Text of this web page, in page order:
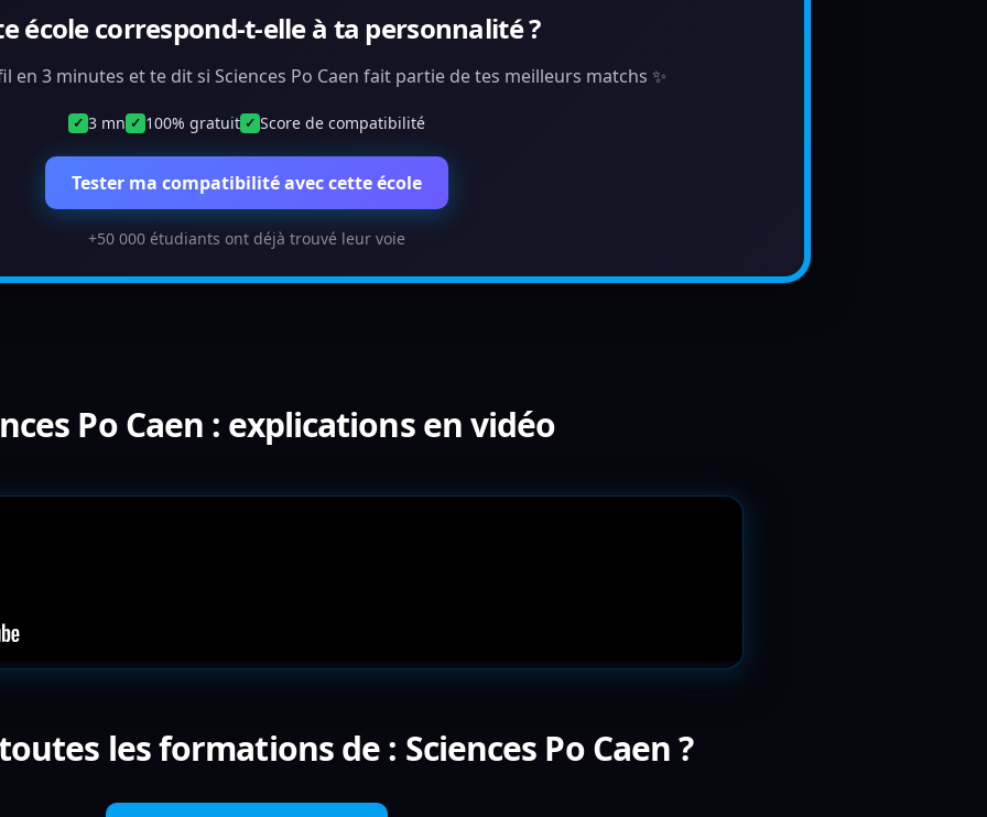
école correspond-t-elle à ta personnalité ?
en 3 minutes et te dit si Sciences Po Caen fait partie de tes meilleurs matchs ✨
✓ 3 mn ✓ 100% gratuit ✓ Score de compatibilité
Tester ma compatibilité avec cette école
+50 000 étudiants ont déjà trouvé leur voie
Po Caen : explications en vidéo
les formations de : Sciences Po Caen ?